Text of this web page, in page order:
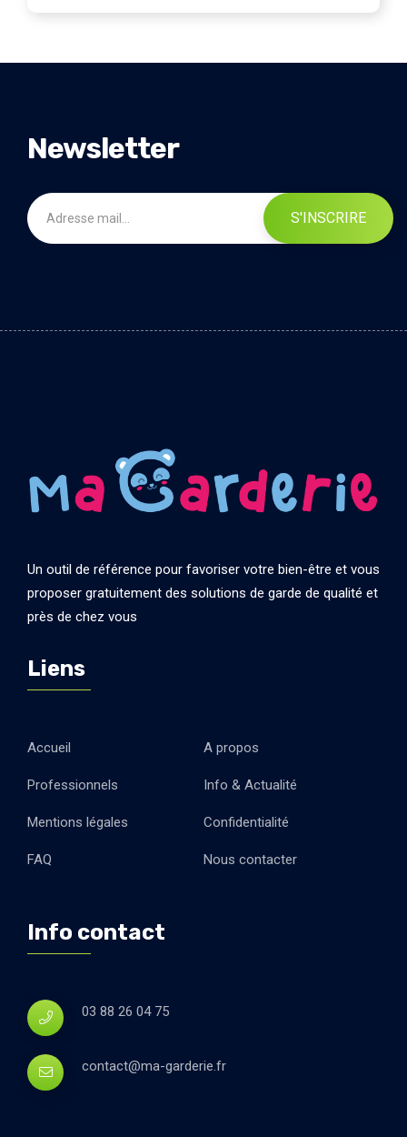
Newsletter
S'INSCRIRE
Un outil de référence pour favoriser votre bien-être et vous
proposer gratuitement des solutions de garde de qualité et
près de chez vous
Liens
Accueil A propos
Professionnels Info & Actualité
Mentions légales Confidentialité
FAQ Nous contacter
Info contact
03 88 26 04 75
contact@ma-garderie.fr